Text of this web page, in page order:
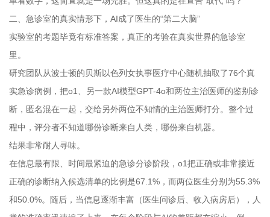
二、急诊室的真实情形下，AI成了医生的“第二大脑”
实验室的考题毕竟有标准答案，真正的考验在真实世界的急诊室
里。
研究团队从波士顿的贝斯以色列女执事医疗中心随机抽取了76个真
实急诊病例，把o1、另一款AI模型GPT-4o和两位主治医师的鉴别诊
断，匿名混在一起，交给另外两位不知情的主治医师打分。整个过
程中，评分者不知道哪份诊断来自人类，哪份来自机器。
结果非常耐人寻味。
在信息最有限、时间最紧迫的急诊分诊阶段，o1把正确或非常接近
正确的诊断纳入候选清单的比例是67.1%，而两位医生分别为55.3%
和50.0%。随后，当信息逐渐丰富（医生问诊后、收入病房后），人